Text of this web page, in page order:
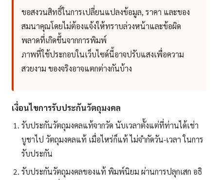
ขอสงวนสิทธิ์ในการเปลี่ยนแปลงข้อมูล, ราคา และของ
สมนาคุณโดยไม่ต้องแจ้งให้ทราบล่วงหน้าและข้อผิด
พลาดที่เกิดขึ้นจากการพิมพ์
ภาพที่ใช้ประกอบในเว็บไซด์นี้อาจปรับแสงเพื่อความ
สวยงาม ของจริงอาจแตกต่างกันบ้าง
เงื่อนไขการรับประกันวัตถุมงคล
รับประกันวัตถุมงคลแท้จากวัด นับเวลาตั้งแต่ที่ท่านได้เช่า
บูชาไป วัตถุมงคลแท้ เมื่อไหร่ก็แท้ ไม่จำกัดวัน-เวลา ในการ
รับประกัน
รับประกันวัตถุมงคลของแท้ พิมพ์นิยม ผ่านการปลุกเสก อธิ